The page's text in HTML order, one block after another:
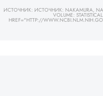
ИСТОЧНИК: ИСТОЧНИК: NAKAMURA,
VOLUME:
HREF="HTTP://